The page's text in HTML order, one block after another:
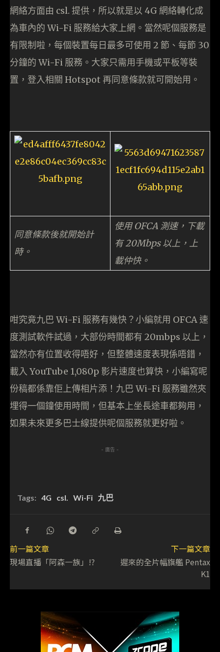
網絡方面由 csl. 提供，所以就是以 4G 網絡轉化成
為車內的 Wi-Fi 服務給大家上網。當然呢個服務是
有限制啦，每個裝置每日最多可使用 2 節、每節 30
分鐘的 Wi-Fi 服務。大家只需用手機或平板等裝
置，登入相關 Hotspot 再同意條款就可開始用。
同意條款後就開始計
時。
使用 OFCA 測速，下載
有 20Mbps 以上，上
載仲快。
咁究竟九巴 Wi-Fi 服務有幾快？小編就用 OFCA 速
度測試軟件試過，大部份時間都有 20mbps 以上，
當然亦有位置收得唔好，但整體速度表現係唔錯，
載入 YouTube 1,080p 影片速度也算快，小編寫呢
份稿都係靠佢上傳相片添！九巴 Wi-Fi 服務雖然夾
埋得一個鐘使用時間，但基本上坐長途車都夠用，
如果未來更多巴士線提供呢個服務就更好啦。
- 廣告 -
Tags: 4G csl. Wi-Fi 九巴
前一篇文章
現場直播「阿森一族」!?
下一篇文章
遲來的全片幅旗艦 Pentax
K1